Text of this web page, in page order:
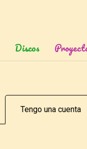
Discos
Tengo una cuenta